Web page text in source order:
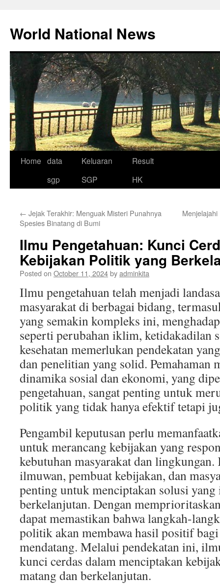
content
World National News
Home data
sgp
Keluaran
SGP
Result
HK
← Jejak Terakhir: Menguak Misteri Punahnya
Spesies Binatang di Bumi
Ilmu Pengetahuan: Kunci
Kebijakan Politik yang
Posted on October 11, 2024byadminkita
Ilmu pengetahuan telah menjadi
masyarakat di berbagai bidang,
yang semakin kompleks ini,
seperti perubahan iklim, ketidakadilan
kesehatan memerlukan pendekatan
dan penelitian yang solid. Pemahaman
dinamika sosial dan ekonomi, yang
pengetahuan, sangat penting untuk
politik yang tidak hanya efektif tetapi
Pengambil keputusan perlu
untuk merancang kebijakan yang
kebutuhan masyarakat dan lingkungan.
ilmuwan, pembuat kebijakan, dan
penting untuk menciptakan solusi
berkelanjutan. Dengan
dapat memastikan bahwa langkah-
politik akan membawa hasil positif bagi
mendatang. Melalui pendekatan ini,
kunci cerdas dalam menciptakan
matang dan berkelanjutan.